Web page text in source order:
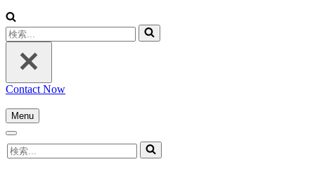
検
索...
Contact Now
Menu
ナ
ゲ
ナ
ビ
検
索...